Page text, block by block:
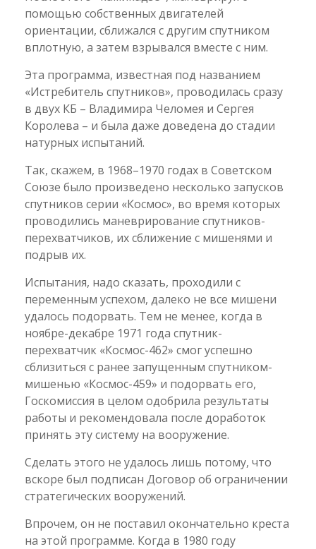
помощью собственных двигателей
ориентации, сближался с другим спутником
вплотную, а затем взрывался вместе с ним.
Эта программа, известная под названием
«Истребитель спутников», проводилась сразу
в двух КБ – Владимира Челомея и Сергея
Королева – и была даже доведена до стадии
натурных испытаний.
Так, скажем, в 1968–1970 годах в Советском
Союзе было произведено несколько запусков
спутников серии «Космос», во время которых
проводились маневрирование спутников-
перехватчиков, их сближение с мишенями и
подрыв их.
Испытания, надо сказать, проходили с
переменным успехом, далеко не все мишени
удалось подорвать. Тем не менее, когда в
ноябре-декабре 1971 года спутник-
перехватчик «Космос-462» смог успешно
сблизиться с ранее запущенным спутником-
мишенью «Космос-459» и подорвать его,
Госкомиссия в целом одобрила результаты
работы и рекомендовала после доработок
принять эту систему на вооружение.
Сделать этого не удалось лишь потому, что
вскоре был подписан Договор об ограничении
стратегических вооружений.
Впрочем, он не поставил окончательно креста
на этой программе. Когда в 1980 году